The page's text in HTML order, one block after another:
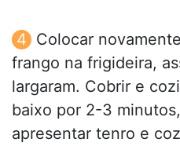
Colocar
frango na frigideira,
largaram. Cobrir e
baixo por 2-3
apresentar tenro e